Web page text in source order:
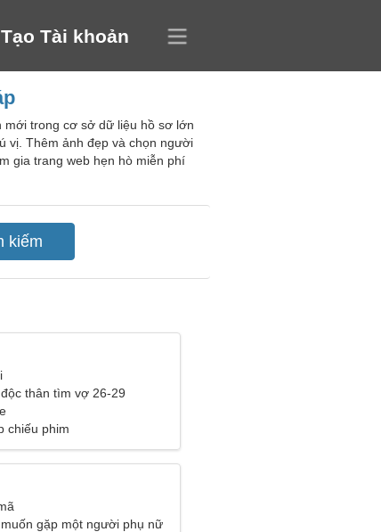
Tạo Tài khoản
mới trong cơ sở dữ liệu hồ sơ lớn
vị. Thêm ảnh đẹp và chọn người
gia trang web hẹn hò miễn phí
thân tìm vợ 26-29
chiếu phim
gặp một người phụ nữ